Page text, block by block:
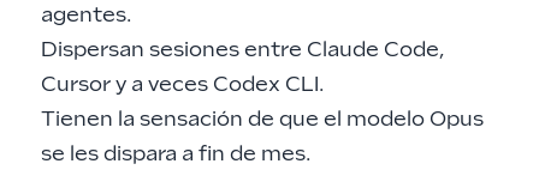
agentes.
Dispersan sesiones entre Claude Code,
Cursor y a veces Codex CLI.
Tienen la sensación de que el modelo Opus
se les dispara a fin de mes.